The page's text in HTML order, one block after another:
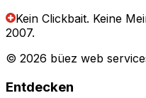
Kein Clickbait. Keine
2007.
© 2026 büez web
Entdecken